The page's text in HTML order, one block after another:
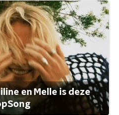
en Melle is deze